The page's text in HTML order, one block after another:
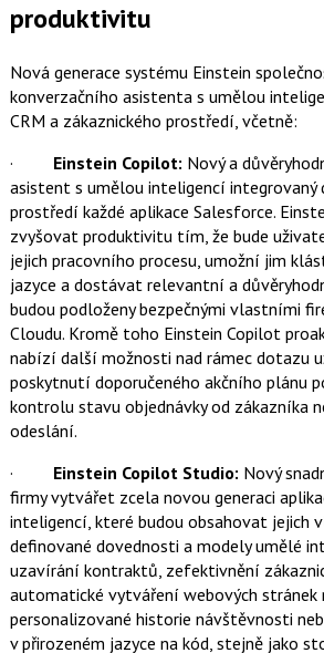
produktivitu
Nová generace systému Einstein
konverzačního asistenta s umělou
CRM a zákaznického prostředí, včetně:
· Einstein Copilot: Nový a
asistent s umělou inteligencí integrovaný
prostředí každé aplikace Salesforce.
zvyšovat produktivitu tím, že bude
jejich pracovního procesu, umožní jim
jazyce a dostávat relevantní a
budou podloženy bezpečnými vlastními
Cloudu. Kromě toho Einstein Copilot
nabízí další možnosti nad rámec dotazu
poskytnutí doporučeného akčního plánu
kontrolu stavu objednávky od zákazníka
odeslání.
· Einstein Copilot Studio: Nový
firmy vytvářet zcela novou generaci
inteligencí, které budou obsahovat jejich
definované dovednosti a modely umělé
uzavírání kontraktů, zefektivnění
automatické vytváření webových stránek
personalizované historie návštěvnosti
v přirozeném jazyce na kód, stejně jako